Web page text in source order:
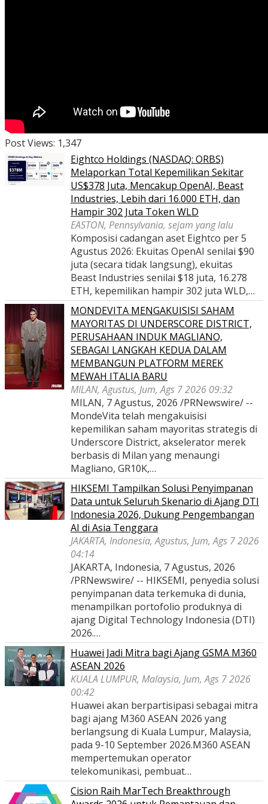
Post Views: 1,347
Eightco Holdings (NASDAQ: ORBS)
Melaporkan Total Kepemilikan Sekitar
US$378 Juta, Mencakup OpenAI, Beast
Industries, Lebih dari 16.000 ETH, dan
Hampir 302 Juta Token WLD
EASTON, Pennsylvania, sejam yang lalu
Komposisi cadangan aset Eightco per 5
Agustus 2026: Ekuitas OpenAI senilai $90
juta (secara tidak langsung), ekuitas
Beast Industries senilai $18 juta, 16.278
ETH, kepemilikan hampir 302 juta WLD,…
MONDEVITA MENGAKUISISI SAHAM
MAYORITAS DI UNDERSCORE DISTRICT,
PERUSAHAAN INDUK MAGLIANO,
SEBAGAI LANGKAH KEDUA DALAM
MEMBANGUN PLATFORM MEREK
MEWAH ITALIA BARU
MILAN, Agustus, Jum, Ags 7 2026 09:32
MILAN, 7 Agustus, 2026 /PRNewswire/ --
MondeVita telah mengakuisisi
kepemilikan saham mayoritas strategis di
Underscore District, akselerator merek
berbasis di Milan yang menaungi
Magliano, GR10K,…
HIKSEMI Tampilkan Solusi Penyimpanan
Data untuk Seluruh Skenario di Ajang DTI
Indonesia 2026, Dukung Pengembangan
AI di Asia Tenggara
JAKARTA, Indonesia, Agustus, Jum, Ags 7 2026
04:14
JAKARTA, Indonesia, 7 Agustus, 2026
/PRNewswire/ -- HIKSEMI, penyedia solusi
penyimpanan data terkemuka di dunia,
menampilkan portofolio produknya di
ajang Digital Technology Indonesia (DTI)
2026.…
Huawei Jadi Mitra bagi Ajang GSMA M360
ASEAN 2026
KUALA LUMPUR, Malaysia, Jum, Ags 7 2026
00:42
Huawei akan berpartisipasi sebagai mitra
bagi ajang M360 ASEAN 2026 yang
berlangsung di Kuala Lumpur, Malaysia,
pada 9-10 September 2026.M360 ASEAN
mempertemukan operator
telekomunikasi, pembuat…
Cision Raih MarTech Breakthrough